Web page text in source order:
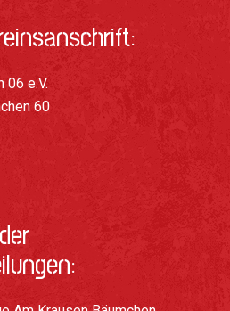
06 e.V.
60